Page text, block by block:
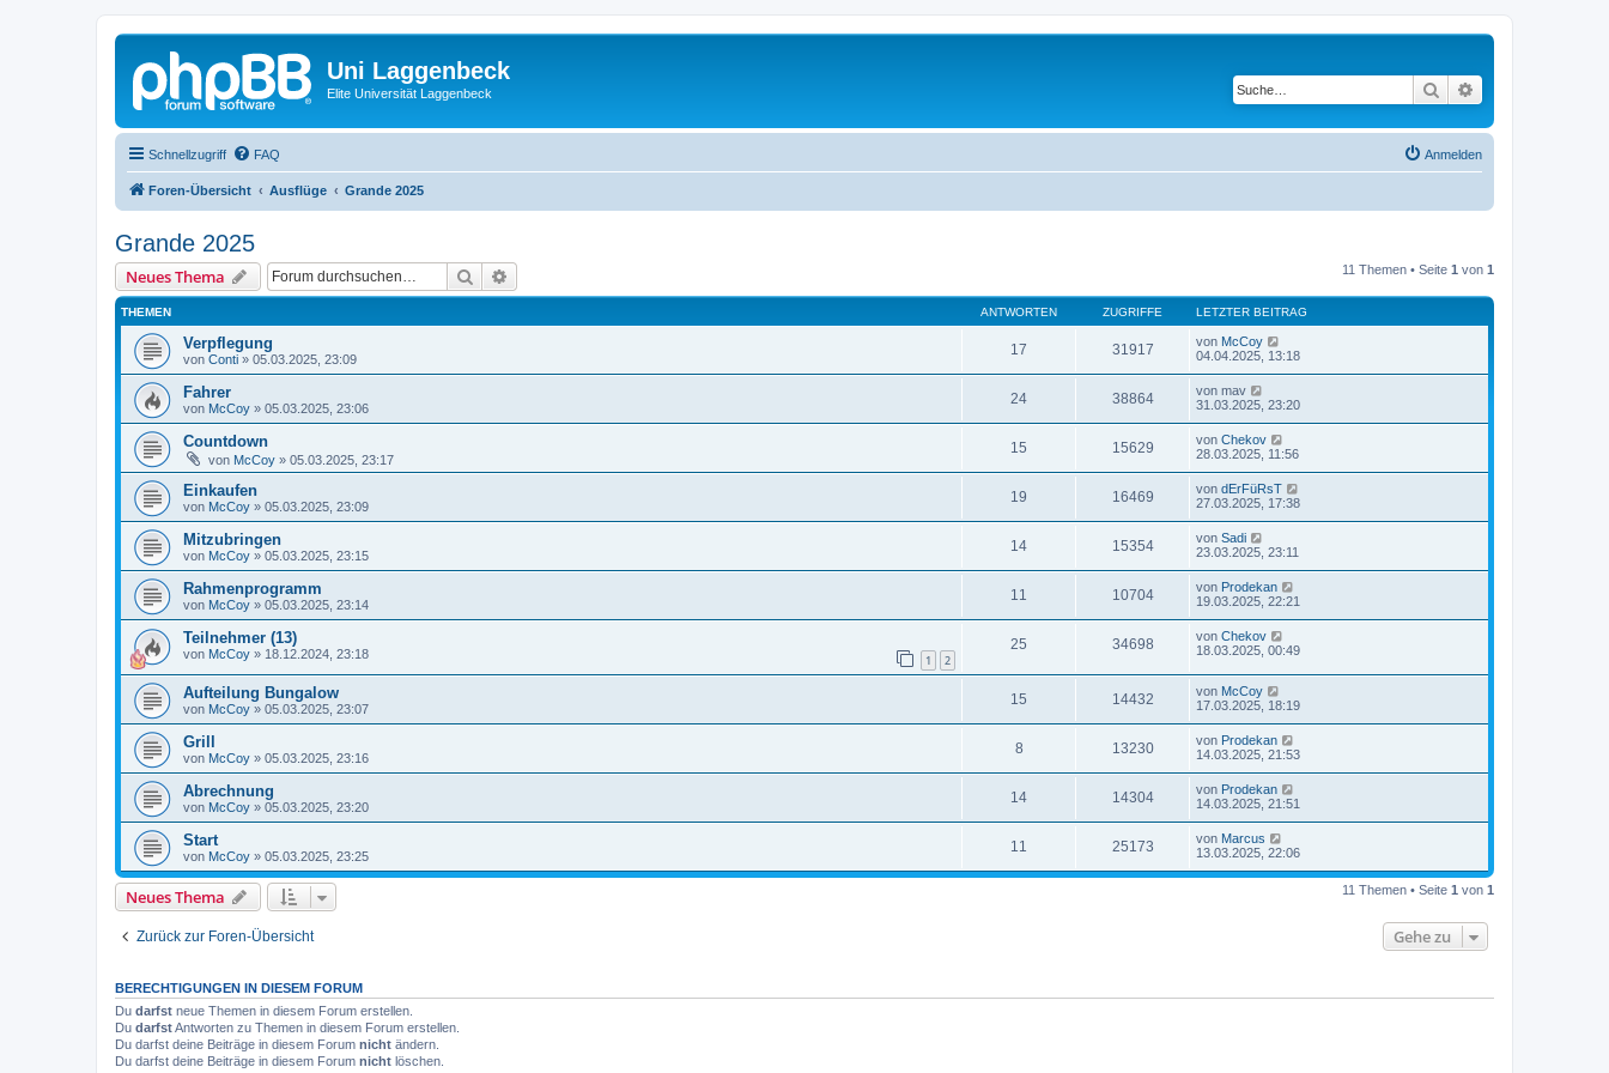
Uni Laggenbeck
Elite Universität Laggenbeck Suche
Schnellzugriff FAQ Anmelden
Foren-Übersicht Ausflüge Grande 2025
Grande 2025
Neues Thema Suche 11 Themen • Seite 1 von 1
THEMEN ANTWORTEN ZUGRIFFE LETZTER BEITRAG
Verpflegung
von Conti » 05.03.2025, 23:09
17 31917 von McCoy
04.04.2025, 13:18
Fahrer
von McCoy » 05.03.2025, 23:06
24 38864 von mav
31.03.2025, 23:20
Countdown
von McCoy » 05.03.2025, 23:17
15 15629 von Chekov
28.03.2025, 11:56
Einkaufen
von McCoy » 05.03.2025, 23:09
19 16469 von dErFüRsT
27.03.2025, 17:38
Mitzubringen
von McCoy » 05.03.2025, 23:15
14 15354 von Sadi
23.03.2025, 23:11
Rahmenprogramm
von McCoy » 05.03.2025, 23:14
11 10704 von Prodekan
19.03.2025, 22:21
Teilnehmer (13)
von McCoy » 18.12.2024, 23:18 1 2
25 34698 von Chekov
18.03.2025, 00:49
Aufteilung Bungalow
von McCoy » 05.03.2025, 23:07
15 14432 von McCoy
17.03.2025, 18:19
Grill
von McCoy » 05.03.2025, 23:16
8 13230 von Prodekan
14.03.2025, 21:53
Abrechnung
von McCoy » 05.03.2025, 23:20
14 14304 von Prodekan
14.03.2025, 21:51
Start
von McCoy » 05.03.2025, 23:25
11 25173 von Marcus
13.03.2025, 22:06
Neues Thema 11 Themen • Seite 1 von 1
Zurück zur Foren-Übersicht Gehe zu
BERECHTIGUNGEN IN DIESEM FORUM
Du darfst neue Themen in diesem Forum erstellen.
Du darfstAntworten zu Themen in diesem Forum erstellen.
Du darfst deine Beiträge in diesem Forum nicht ändern.
Du darfst deine Beiträge in diesem Forum nicht löschen.